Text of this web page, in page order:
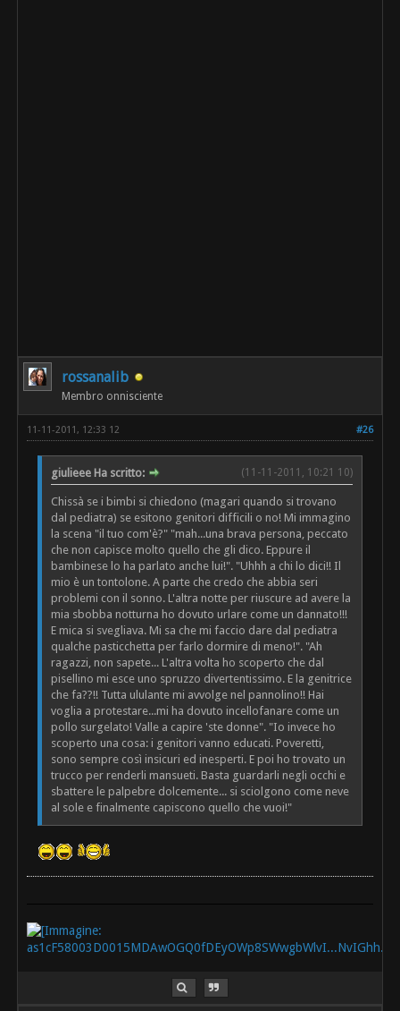
rossanalib
Membro onnisciente
#26
11-11-2011, 12:33 12
(11-11-2011, 10:21 10)
giulieee Ha scritto:
Chissà se i bimbi si chiedono (magari quando si trovano
dal pediatra) se esitono genitori difficili o no! Mi immagino
la scena "il tuo com'è?" "mah...una brava persona, peccato
che non capisce molto quello che gli dico. Eppure il
bambinese lo ha parlato anche lui!". "Uhhh a chi lo dici!! Il
mio è un tontolone. A parte che credo che abbia seri
problemi con il sonno. L'altra notte per riuscure ad avere la
mia sbobba notturna ho dovuto urlare come un dannato!!!
E mica si svegliava. Mi sa che mi faccio dare dal pediatra
qualche pasticchetta per farlo dormire di meno!". "Ah
ragazzi, non sapete... L'altra volta ho scoperto che dal
pisellino mi esce uno spruzzo divertentissimo. E la genitrice
che fa??!! Tutta ululante mi avvolge nel pannolino!! Hai
voglia a protestare...mi ha dovuto incellofanare come un
pollo surgelato! Valle a capire 'ste donne". "Io invece ho
scoperto una cosa: i genitori vanno educati. Poveretti,
sono sempre così insicuri ed inesperti. E poi ho trovato un
trucco per renderli mansueti. Basta guardarli negli occhi e
sbattere le palpebre dolcemente... si sciolgono come neve
al sole e finalmente capiscono quello che vuoi!"